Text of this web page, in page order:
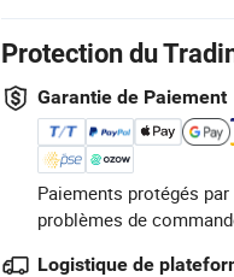
Protection du
Garantie de Paiement
Paiements protégés
problèmes de
Logistique de